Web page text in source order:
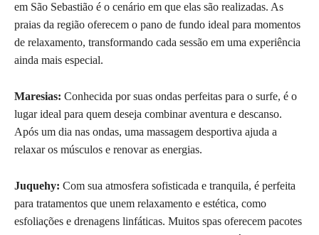
em São Sebastião é o cenário em que elas são realizadas. As
praias da região oferecem o pano de fundo ideal para momentos
de relaxamento, transformando cada sessão em uma experiência
ainda mais especial.
Maresias: Conhecida por suas ondas perfeitas para o surfe, é o
lugar ideal para quem deseja combinar aventura e descanso.
Após um dia nas ondas, uma massagem desportiva ajuda a
relaxar os músculos e renovar as energias.
Juquehy: Com sua atmosfera sofisticada e tranquila, é perfeita
para tratamentos que unem relaxamento e estética, como
esfoliações e drenagens linfáticas. Muitos spas oferecem pacotes